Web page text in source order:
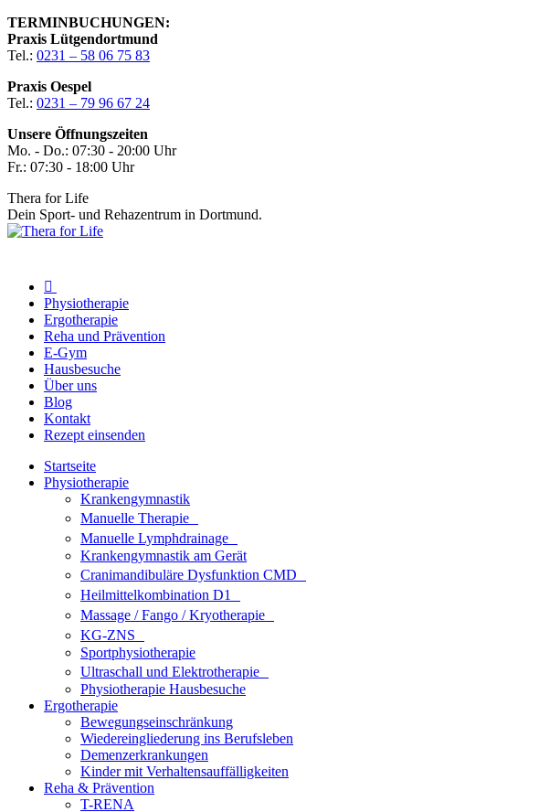
Zum
Inhalt
springen
TERMINBUCHUNGEN:
Praxis Lütgendortmund
Tel.: 0231 – 58 06 75 83
Praxis Oespel
Tel.: 0231 – 79 96 67 24
Unsere Öffnungszeiten
Mo. - Do.: 07:30 - 20:00 Uhr
Fr.: 07:30 - 18:00 Uhr
Thera for Life
Dein Sport- und Rehazentrum in Dortmund.
Physiotherapie
Ergotherapie
Reha und Prävention
E-Gym
Hausbesuche
Über uns
Blog
Kontakt
Rezept einsenden
Startseite
Physiotherapie
Krankengymnastik
Manuelle Therapie
Manuelle Lymphdrainage
Krankengymnastik am Gerät
Cranimandibuläre Dysfunktion CMD
Heilmittelkombination D1
Massage / Fango / Kryotherapie
KG-ZNS
Sportphysiotherapie
Ultraschall und Elektrotherapie
Physiotherapie Hausbesuche
Ergotherapie
Bewegungseinschränkung
Wiedereingliederung ins Berufsleben
Demenzerkrankungen
Kinder mit Verhaltensauffälligkeiten
Reha & Prävention
T-RENA